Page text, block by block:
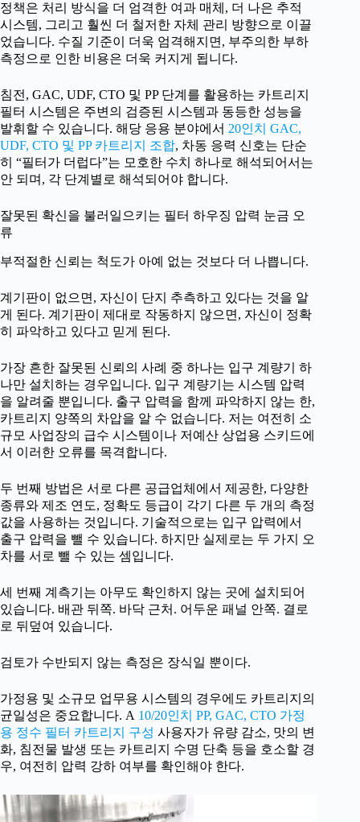
정책은 처리 방식을 더 엄격한 여과 매체, 더 나은 추적
시스템, 그리고 훨씬 더 철저한 자체 관리 방향으로 이끌
었습니다. 수질 기준이 더욱 엄격해지면, 부주의한 부하
측정으로 인한 비용은 더욱 커지게 됩니다.
침전, GAC, UDF, CTO 및 PP 단계를 활용하는 카트리지
필터 시스템은 주변의 검증된 시스템과 동등한 성능을
발휘할 수 있습니다. 해당 응용 분야에서 20인치 GAC,
UDF, CTO 및 PP 카트리지 조합, 차동 응력 신호는 단순
히 “필터가 더럽다”는 모호한 수치 하나로 해석되어서는
안 되며, 각 단계별로 해석되어야 합니다.
잘못된 확신을 불러일으키는 필터 하우징 압력 눈금 오
류
부적절한 신뢰는 척도가 아예 없는 것보다 더 나쁩니다.
계기판이 없으면, 자신이 단지 추측하고 있다는 것을 알
게 된다. 계기판이 제대로 작동하지 않으면, 자신이 정확
히 파악하고 있다고 믿게 된다.
가장 흔한 잘못된 신뢰의 사례 중 하나는 입구 계량기 하
나만 설치하는 경우입니다. 입구 계량기는 시스템 압력
을 알려줄 뿐입니다. 출구 압력을 함께 파악하지 않는 한,
카트리지 양쪽의 차압을 알 수 없습니다. 저는 여전히 소
규모 사업장의 급수 시스템이나 저예산 상업용 스키드에
서 이러한 오류를 목격합니다.
두 번째 방법은 서로 다른 공급업체에서 제공한, 다양한
종류와 제조 연도, 정확도 등급이 각기 다른 두 개의 측정
값을 사용하는 것입니다. 기술적으로는 입구 압력에서
출구 압력을 뺄 수 있습니다. 하지만 실제로는 두 가지 오
차를 서로 뺄 수 있는 셈입니다.
세 번째 계측기는 아무도 확인하지 않는 곳에 설치되어
있습니다. 배관 뒤쪽. 바닥 근처. 어두운 패널 안쪽. 결로
로 뒤덮여 있습니다.
검토가 수반되지 않는 측정은 장식일 뿐이다.
가정용 및 소규모 업무용 시스템의 경우에도 카트리지의
균일성은 중요합니다. A 10/20인치 PP, GAC, CTO 가정
용 정수 필터 카트리지 구성 사용자가 유량 감소, 맛의 변
화, 침전물 발생 또는 카트리지 수명 단축 등을 호소할 경
우, 여전히 압력 강하 여부를 확인해야 한다.